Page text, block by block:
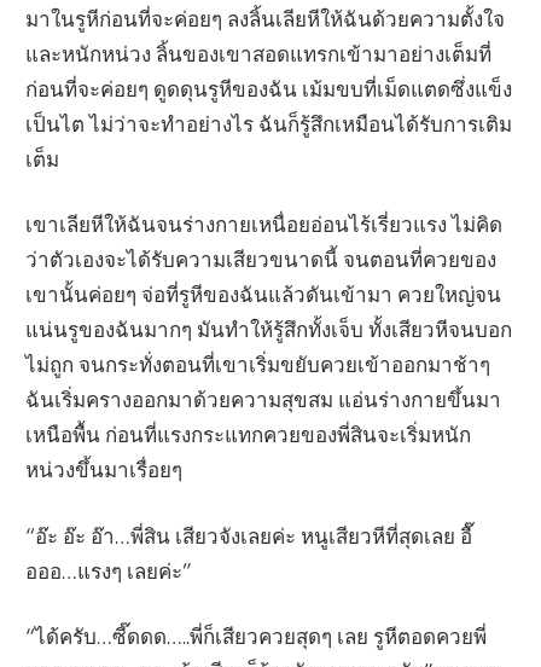
มาในรูหีก่อนที่จะค่อยๆ ลงลิ้นเลียหีให้ฉันด้วยความตั้งใจ
และหนักหน่วง ลิ้นของเขาสอดแทรกเข้ามาอย่างเต็มที่
ก่อนที่จะค่อยๆ ดูดดุนรูหีของฉัน เม้มขบที่เม็ดแตดซึ่งแข็ง
เป็นไต ไม่ว่าจะทำอย่างไร ฉันก็รู้สึกเหมือนได้รับการเติม
เต็ม
เขาเลียหีให้ฉันจนร่างกายเหนื่อยอ่อนไร้เรี่ยวแรง ไม่คิด
ว่าตัวเองจะได้รับความเสียวขนาดนี้ จนตอนที่ควยของ
เขานั้นค่อยๆ จ่อที่รูหีของฉันแล้วดันเข้ามา ควยใหญ่จน
แน่นรูของฉันมากๆ มันทำให้รู้สึกทั้งเจ็บ ทั้งเสียวหีจนบอก
ไม่ถูก จนกระทั่งตอนที่เขาเริ่มขยับควยเข้าออกมาช้าๆ
ฉันเริ่มครางออกมาด้วยความสุขสม แอ่นร่างกายขึ้นมา
เหนือพื้น ก่อนที่แรงกระแทกควยของพี่สินจะเริ่มหนัก
หน่วงขึ้นมาเรื่อยๆ
“อ๊ะ อ๊ะ อ๊า…พี่สิน เสียวจังเลยค่ะ หนูเสียวหีที่สุดเลย อื๊
อออ…แรงๆ เลยค่ะ”
“ได้ครับ…ซี๊ดดด…..พี่ก็เสียวควยสุดๆ เลย รูหีตอดควยพี่